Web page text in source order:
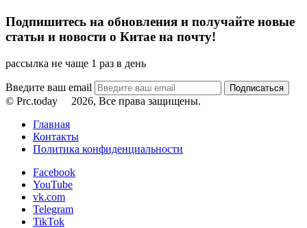
Подпишитесь на обновления и получайте новые
статьи и новости о Китае на почту!
рассылка не чаще 1 раз в день
Введите ваш email
© Prc.today
2026, Все права защищены.
Главная
Контакты
Политика конфиденциальности
Facebook
YouTube
vk.com
Telegram
TikTok